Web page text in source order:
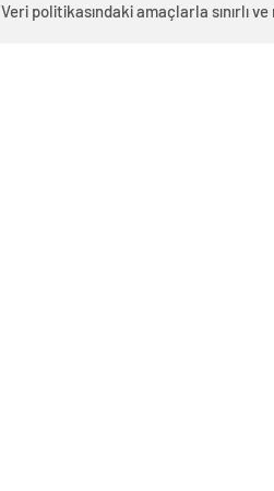
Veri politikasındaki amaçlarla sınırlı